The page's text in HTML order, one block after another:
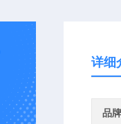
详细
品牌